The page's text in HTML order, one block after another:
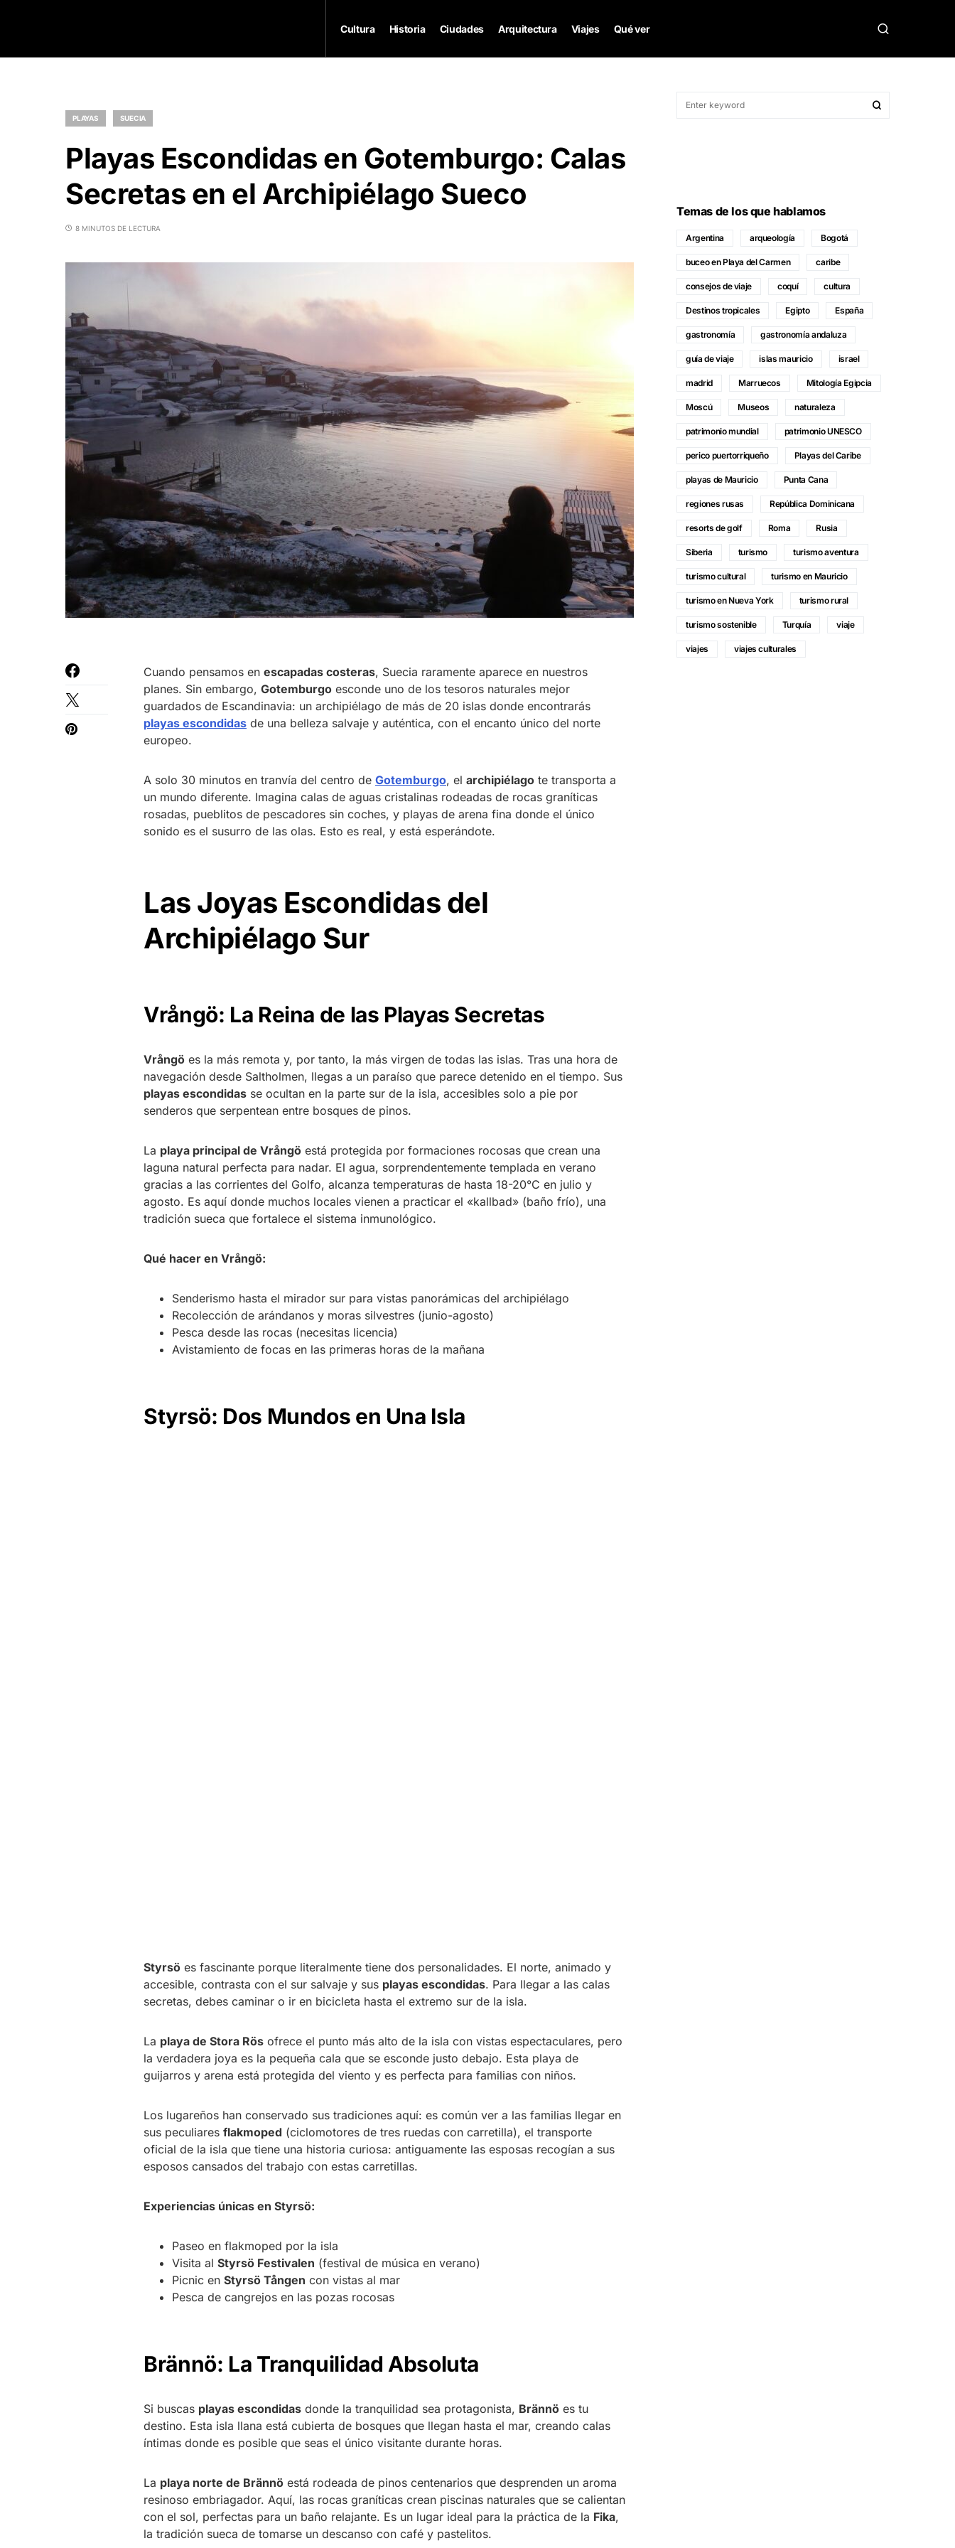
Cultura Historia Ciudades Arquitectura Viajes Qué ver
PLAYAS SUECIA
Playas Escondidas en Gotemburgo: Calas
Secretas en el Archipiélago Sueco
8 MINUTOS DE LECTURA
Cuando pensamos en escapadas costeras, Suecia raramente aparece en nuestros
planes. Sin embargo, Gotemburgo esconde uno de los tesoros naturales mejor
guardados de Escandinavia: un archipiélago de más de 20 islas donde encontrarás
playas escondidas de una belleza salvaje y auténtica, con el encanto único del norte
europeo.
A solo 30 minutos en tranvía del centro de Gotemburgo, el archipiélago te transporta a
un mundo diferente. Imagina calas de aguas cristalinas rodeadas de rocas graníticas
rosadas, pueblitos de pescadores sin coches, y playas de arena fina donde el único
sonido es el susurro de las olas. Esto es real, y está esperándote.
Las Joyas Escondidas del
Archipiélago Sur
Vrångö: La Reina de las Playas Secretas
Vrångö es la más remota y, por tanto, la más virgen de todas las islas. Tras una hora de
navegación desde Saltholmen, llegas a un paraíso que parece detenido en el tiempo. Sus
playas escondidas se ocultan en la parte sur de la isla, accesibles solo a pie por
senderos que serpentean entre bosques de pinos.
La playa principal de Vrångö está protegida por formaciones rocosas que crean una
laguna natural perfecta para nadar. El agua, sorprendentemente templada en verano
gracias a las corrientes del Golfo, alcanza temperaturas de hasta 18-20°C en julio y
agosto. Es aquí donde muchos locales vienen a practicar el «kallbad» (baño frío), una
tradición sueca que fortalece el sistema inmunológico.
Qué hacer en Vrångö:
Senderismo hasta el mirador sur para vistas panorámicas del archipiélago
Recolección de arándanos y moras silvestres (junio-agosto)
Pesca desde las rocas (necesitas licencia)
Avistamiento de focas en las primeras horas de la mañana
Styrsö: Dos Mundos en Una Isla
Styrsö es fascinante porque literalmente tiene dos personalidades. El norte, animado y
accesible, contrasta con el sur salvaje y sus playas escondidas. Para llegar a las calas
secretas, debes caminar o ir en bicicleta hasta el extremo sur de la isla.
La playa de Stora Rös ofrece el punto más alto de la isla con vistas espectaculares, pero
la verdadera joya es la pequeña cala que se esconde justo debajo. Esta playa de
guijarros y arena está protegida del viento y es perfecta para familias con niños.
Los lugareños han conservado sus tradiciones aquí: es común ver a las familias llegar en
sus peculiares flakmoped (ciclomotores de tres ruedas con carretilla), el transporte
oficial de la isla que tiene una historia curiosa: antiguamente las esposas recogían a sus
esposos cansados del trabajo con estas carretillas.
Experiencias únicas en Styrsö:
Paseo en flakmoped por la isla
Visita al Styrsö Festivalen (festival de música en verano)
Picnic en Styrsö Tången con vistas al mar
Pesca de cangrejos en las pozas rocosas
Brännö: La Tranquilidad Absoluta
Si buscas playas escondidas donde la tranquilidad sea protagonista, Brännö es tu
destino. Esta isla llana está cubierta de bosques que llegan hasta el mar, creando calas
íntimas donde es posible que seas el único visitante durante horas.
La playa norte de Brännö está rodeada de pinos centenarios que desprenden un aroma
resinoso embriagador. Aquí, las rocas graníticas crean piscinas naturales que se calientan
con el sol, perfectas para un baño relajante. Es un lugar ideal para la práctica de la Fika,
la tradición sueca de tomarse un descanso con café y pastelitos.
Temas de los que hablamos
Argentina arqueología Bogotá
buceo en Playa del Carmen caribe
consejos de viaje coquí cultura
Destinos tropicales Egipto España
gastronomía gastronomía andaluza
guía de viaje islas mauricio israel
madrid Marruecos Mitología Egipcia
Moscú Museos naturaleza
patrimonio mundial patrimonio UNESCO
perico puertorriqueño Playas del Caribe
playas de Mauricio Punta Cana
regiones rusas República Dominicana
resorts de golf Roma Rusia
Siberia turismo turismo aventura
turismo cultural turismo en Mauricio
turismo en Nueva York turismo rural
turismo sostenible Turquía viaje
viajes viajes culturales